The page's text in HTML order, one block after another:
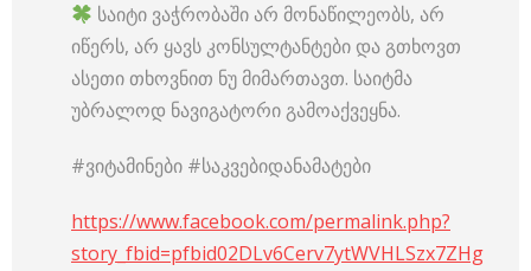
საიტი ვაჭრობაში არ მონაწილეობს, არ
იწერს, არ ყავს კონსულტანტები და გთხოვთ
ასეთი თხოვნით ნუ მიმართავთ. საიტმა
უბრალოდ ნავიგატორი გამოაქვეყნა.
#ვიტამინები #საკვებიდანამატები
https://www.facebook.com/permalink.php?
story_fbid=pfbid02DLv6Cerv7ytWVHLSzx7ZHg